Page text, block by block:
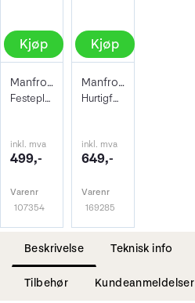
Kjøp
Manfrotto Kameraplate 501PL Video
Festeplate for videohoder
inkl. mva
499,-
Varenr
107354
Kjøp
Manfrotto XCHANGE Kit
Hurtigfeste for stativ og stativhode
inkl. mva
649,-
Varenr
169285
Beskrivelse Teknisk info
Tilbehør Kundeanmeldelser